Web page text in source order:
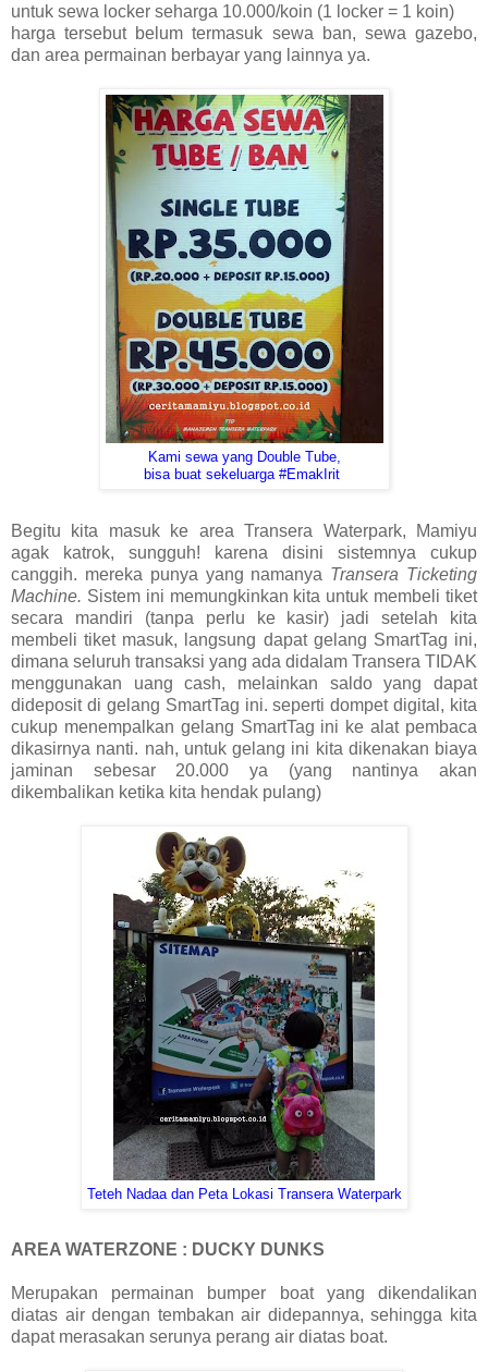
untuk sewa locker seharga 10.000/koin (1 locker = 1 koin)
harga tersebut belum termasuk sewa ban, sewa gazebo,
dan area permainan berbayar yang lainnya ya.
Kami sewa yang Double Tube,
bisa buat sekeluarga #EmakIrit
Begitu kita masuk ke area Transera Waterpark, Mamiyu
agak katrok, sungguh! karena disini sistemnya cukup
canggih. mereka punya yang namanya Transera Ticketing
Machine. Sistem ini memungkinkan kita untuk membeli tiket
secara mandiri (tanpa perlu ke kasir) jadi setelah kita
membeli tiket masuk, langsung dapat gelang SmartTag ini,
dimana seluruh transaksi yang ada didalam Transera TIDAK
menggunakan uang cash, melainkan saldo yang dapat
dideposit di gelang SmartTag ini. seperti dompet digital, kita
cukup menempalkan gelang SmartTag ini ke alat pembaca
dikasirnya nanti. nah, untuk gelang ini kita dikenakan biaya
jaminan sebesar 20.000 ya (yang nantinya akan
dikembalikan ketika kita hendak pulang)
Teteh Nadaa dan Peta Lokasi Transera Waterpark
AREA WATERZONE : DUCKY DUNKS
Merupakan permainan bumper boat yang dikendalikan
diatas air dengan tembakan air didepannya, sehingga kita
dapat merasakan serunya perang air diatas boat.